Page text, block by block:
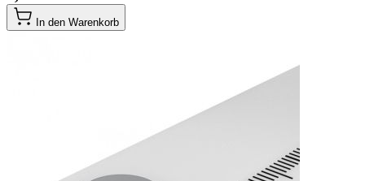
In den Warenkorb